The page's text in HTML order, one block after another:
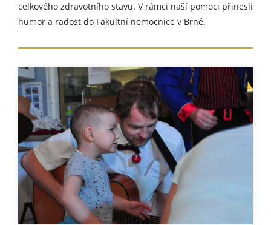
celkového zdravotního stavu. V rámci naší pomoci přinesli
humor a radost do Fakultní nemocnice v Brně.